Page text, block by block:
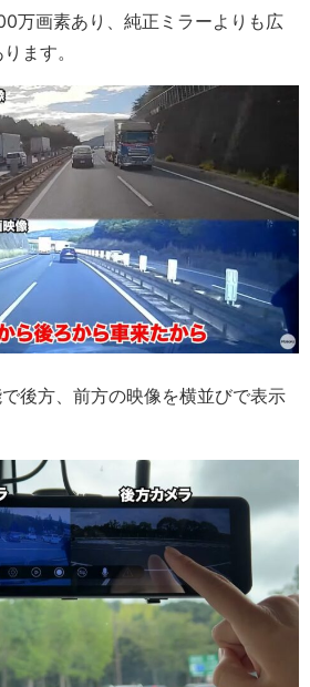
万画素あり、純正ミラーよりも広
ます。
後方、前方の映像を横並びで表示